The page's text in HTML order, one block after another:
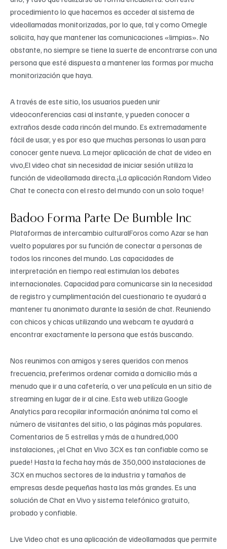
procedimiento lo que hacemos es acceder al sistema de
videollamadas monitorizadas, por lo que, tal y como Omegle
solicita, hay que mantener las comunicaciones «limpias». No
obstante, no siempre se tiene la suerte de encontrarse con una
persona que esté dispuesta a mantener las formas por mucha
monitorización que haya.
A través de este sitio, los usuarios pueden unir
videoconferencias casi al instante, y pueden conocer a
extraños desde cada rincón del mundo. Es extremadamente
fácil de usar, y es por eso que muchas personas lo usan para
conocer gente nueva. La mejor aplicación de chat de video en
vivo,El video chat sin necesidad de iniciar sesión utiliza la
función de videollamada directa.¡La aplicación Random Video
Chat te conecta con el resto del mundo con un solo toque!
Badoo Forma Parte De Bumble Inc
Plataformas de intercambio culturalForos como Azar se han
vuelto populares por su función de conectar a personas de
todos los rincones del mundo. Las capacidades de
interpretación en tiempo real estimulan los debates
internacionales. Capacidad para comunicarse sin la necesidad
de registro y cumplimentación del cuestionario te ayudará a
mantener tu anonimato durante la sesión de chat. Reuniendo
con chicos y chicas utilizando una webcam te ayudará a
encontrar exactamente la persona que estás buscando.
Nos reunimos con amigos y seres queridos con menos
frecuencia, preferimos ordenar comida a domicilio más a
menudo que ir a una cafetería, o ver una película en un sitio de
streaming en lugar de ir al cine. Esta web utiliza Google
Analytics para recopilar información anónima tal como el
número de visitantes del sitio, o las páginas más populares.
Comentarios de 5 estrellas y más de a hundred,000
instalaciones, ¡el Chat en Vivo 3CX es tan confiable como se
puede! Hasta la fecha hay más de 350,000 instalaciones de
3CX en muchos sectores de la industria y tamaños de
empresas desde pequeñas hasta las más grandes. Es una
solución de Chat en Vivo y sistema telefónico gratuito,
probado y confiable.
Live Video chat es una aplicación de videollamadas que permite